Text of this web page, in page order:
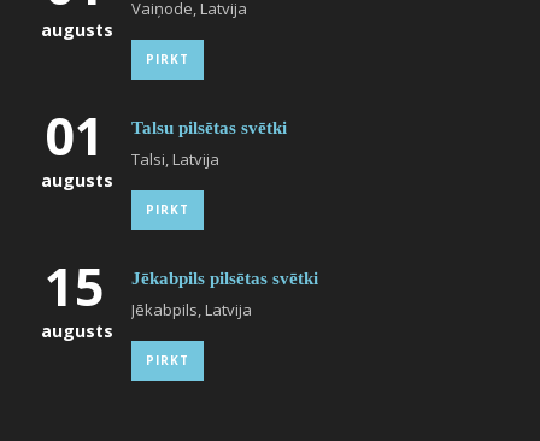
augusts
Vaiņode, Latvija
PIRKT
01
augusts
Talsu pilsētas svētki
Talsi, Latvija
PIRKT
15
augusts
Jēkabpils pilsētas svētki
Jēkabpils, Latvija
PIRKT